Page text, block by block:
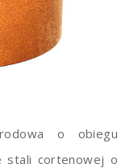
o obiegu
stali cortenowej o